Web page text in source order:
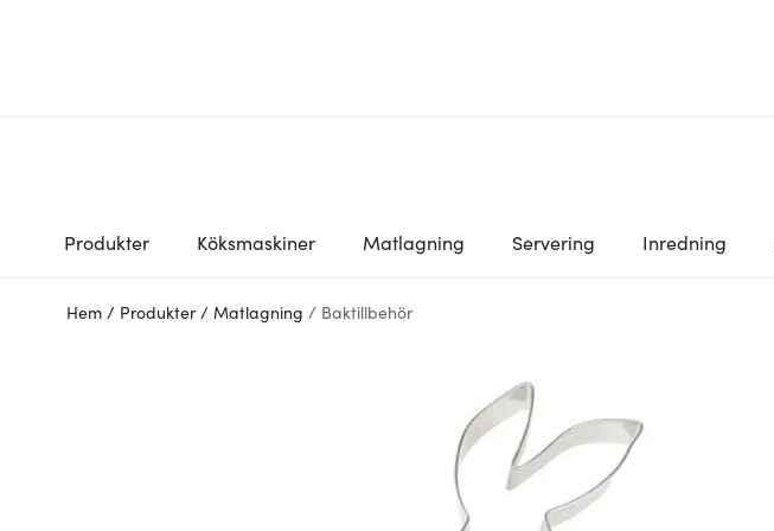
Produkter Köksmaskiner Matlagning Servering Inredning
Hem / Produkter / Matlagning / Baktillbehör